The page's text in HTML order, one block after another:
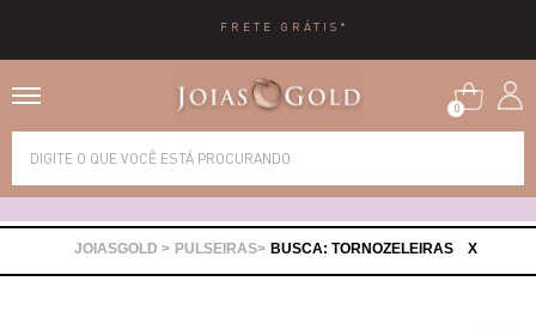
FRETE GRÁTIS*
0
PULSEIRAS BUSCA: TORNOZELEIRAS X
Alianças
Anéis